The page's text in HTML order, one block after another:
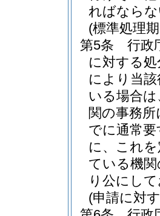
ればなら
(標準処理
第5条
行政
に対する
により当
いる場合
関の事務
でに通常
に、これ
ている機
り公にし
(申請に対